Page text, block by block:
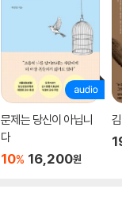
문제는 당신이 아닙니
다
10% 16,200원